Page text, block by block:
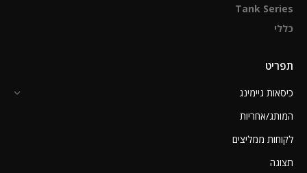
Tank Series
כללי
תפריט
כיסאות גיימינג
המותג/אחריות
לקוחות ממליצים
תצוגה